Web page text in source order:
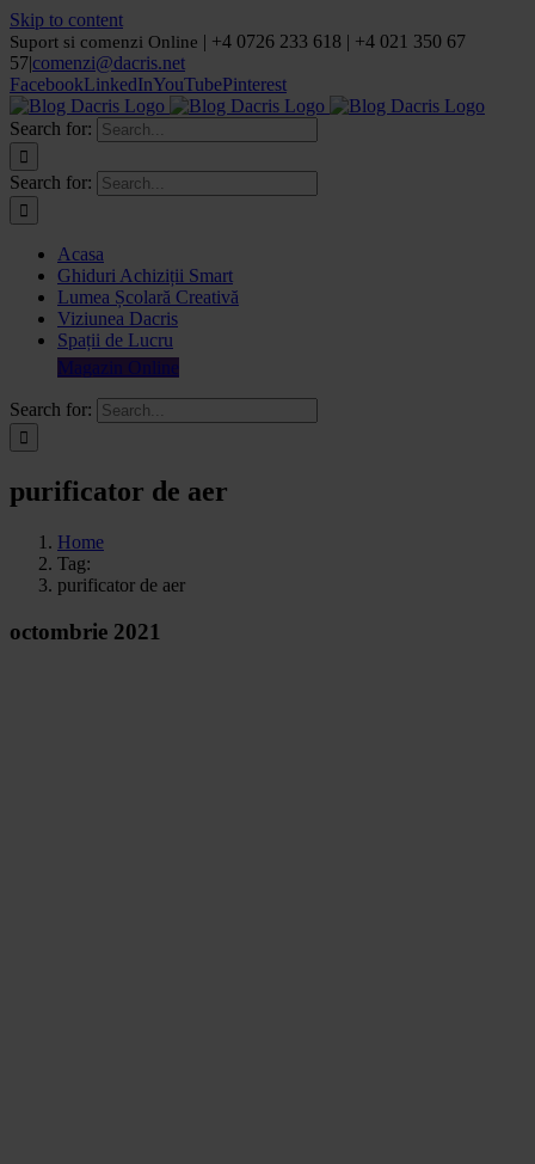
Skip to content
Suport si comenzi Online | +4 0726 233 618 | +4 021 350 67
57|comenzi@dacris.net
FacebookLinkedInYouTubePinterest
Search for:
Search for:
Acasa
Ghiduri Achiziții Smart
Lumea Școlară Creativă
Viziunea Dacris
Spații de Lucru
Magazin Online
Search for:
purificator de aer
Home
Tag:
purificator de aer
octombrie 2021